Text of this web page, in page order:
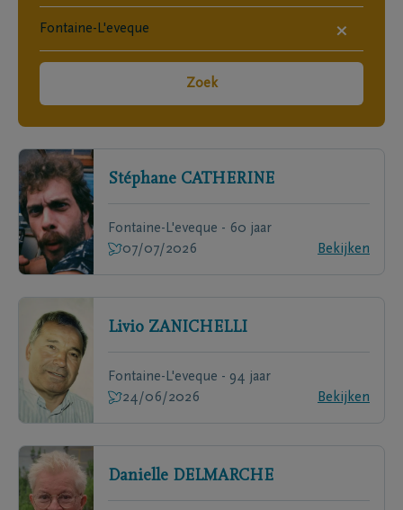
×
Zoek
Stéphane CATHERINE
Fontaine-L'eveque - 60 jaar
07/07/2026
Bekijken
Livio ZANICHELLI
Fontaine-L'eveque - 94 jaar
24/06/2026
Bekijken
Danielle DELMARCHE